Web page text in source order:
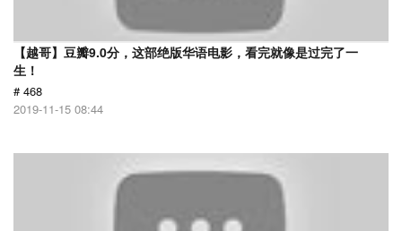
【越哥】豆瓣9.0分，这部绝版华语电影，看完就像是过完了一
生！
# 468
2019-11-15 08:44